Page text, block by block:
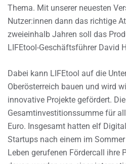
Thema. Mit unserer neuesten
Nutzer:innen dann das richtige
zweieinhalb Jahren soll das
LIFEtool-Geschäftsführer David
Dabei kann LIFEtool auf die
Oberösterreich bauen und wird
innovative Projekte gefördert. Die
Gesamtinvestitionssumme für
Euro. Insgesamt hatten elf
Startups nach einem im
Leben gerufenen Fördercall ihre